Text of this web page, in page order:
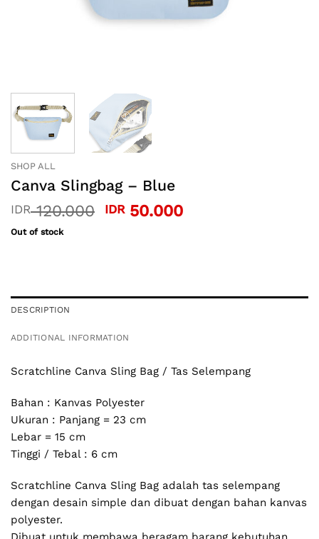
SHOP ALL
Canva Slingbag – Blue
IDR120.000 Original
IDR50.000Current
Out of stock
DESCRIPTION
ADDITIONAL INFORMATION
Scratchline Canva Sling Bag / Tas Selempang
Bahan : Kanvas Polyester
Ukuran : Panjang = 23 cm
Lebar = 15 cm
Tinggi / Tebal : 6 cm
Scratchline Canva Sling Bag adalah tas selempang
dengan desain simple dan dibuat dengan bahan kanvas
polyester.